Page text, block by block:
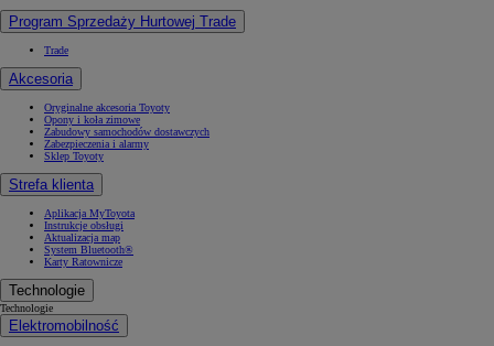
Program Sprzedaży Hurtowej Trade
Trade
Akcesoria
Oryginalne akcesoria Toyoty
Opony i koła zimowe
Zabudowy samochodów dostawczych
Zabezpieczenia i alarmy
Sklep Toyoty
Strefa klienta
Aplikacja MyToyota
Instrukcje obsługi
Aktualizacja map
System Bluetooth®
Karty Ratownicze
Technologie
Technologie
Elektromobilność